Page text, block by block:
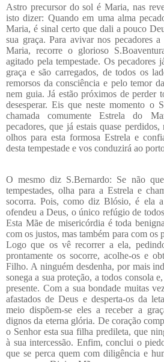
Astro precursor do sol é Maria, nas
isto dizer: Quando em uma alma
Maria, é sinal certo que dali a pouco
sua graça. Para avivar nos pecadores
Maria, recorre o glorioso
agitado pela tempestade. Os pecadores
graça e são carregados, de todos os
remorsos da consciência e pelo temor
nem guia. Já estão próximos de perder
desesperar. Eis que neste momento o
chamada comumente Estrela do
pecadores, que já estais quase
olhos para esta formosa Estrela e
desta tempestade e vos conduzirá ao
O mesmo diz S.Bernardo: Se não
tempestades, olha para a Estrela e
socorra. Pois, como diz Blósio, é ela
ofendeu a Deus, o único refúgio de
Esta Mãe de misericórdia é toda
com os justos, mas também para com os
Logo que os vê recorrer a ela,
prontamente os socorre, acolhe-os e
Filho. A ninguém desdenha, por mais
sonega a sua proteção, a todos consola
presente. Com a sua bondade muitas
afastados de Deus e desperta-os da
meio dispõem-se eles a receber a
dignos da eterna glória. De coração
o Senhor esta sua filha predileta, que
à sua intercessão. Enfim, conclui o
que se perca quem com diligência e